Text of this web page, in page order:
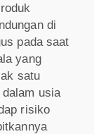
di
pada saat
yang
satu
usia
risiko